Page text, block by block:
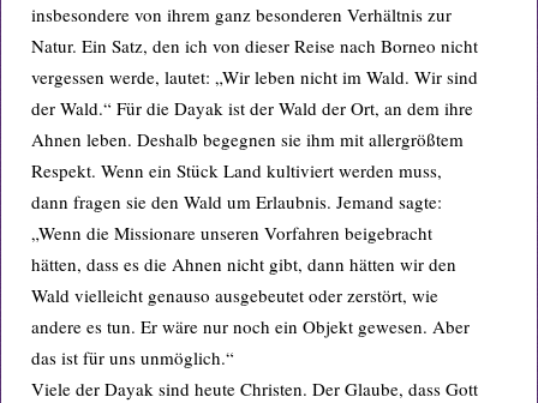
insbesondere von ihrem ganz besonderen Verhältnis zur
Natur. Ein Satz, den ich von dieser Reise nach Borneo nicht
vergessen werde, lautet: „Wir leben nicht im Wald. Wir sind
der Wald.“ Für die Dayak ist der Wald der Ort, an dem ihre
Ahnen leben. Deshalb begegnen sie ihm mit allergrößtem
Respekt. Wenn ein Stück Land kultiviert werden muss,
dann fragen sie den Wald um Erlaubnis. Jemand sagte:
„Wenn die Missionare unseren Vorfahren beigebracht
hätten, dass es die Ahnen nicht gibt, dann hätten wir den
Wald vielleicht genauso ausgebeutet oder zerstört, wie
andere es tun. Er wäre nur noch ein Objekt gewesen. Aber
das ist für uns unmöglich.“
Viele der Dayak sind heute Christen. Der Glaube, dass Gott